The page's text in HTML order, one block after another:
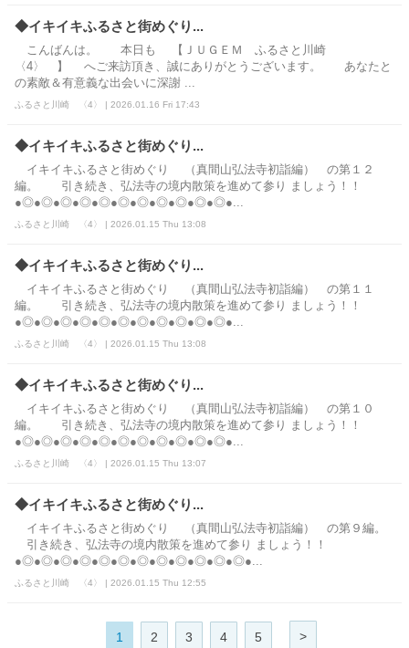
◆イキイキふるさと街めぐり...
こんばんは。 本日も 【ＪＵＧＥＭ ふるさと川崎
〈4〉 】 へご来訪頂き、誠にありがとうございます。 あなたと
の素敵＆有意義な出会いに深謝 ...
ふるさと川崎 〈4〉 | 2026.01.16 Fri 17:43
◆イキイキふるさと街めぐり...
イキイキふるさと街めぐり （真間山弘法寺初詣編） の第１２
編。 引き続き、弘法寺の境内散策を進めて参り ましょう！！
●◎●◎●◎●◎●◎●◎●◎●◎●◎●◎●◎●...
ふるさと川崎 〈4〉 | 2026.01.15 Thu 13:08
◆イキイキふるさと街めぐり...
イキイキふるさと街めぐり （真間山弘法寺初詣編） の第１１
編。 引き続き、弘法寺の境内散策を進めて参り ましょう！！
●◎●◎●◎●◎●◎●◎●◎●◎●◎●◎●◎●...
ふるさと川崎 〈4〉 | 2026.01.15 Thu 13:08
◆イキイキふるさと街めぐり...
イキイキふるさと街めぐり （真間山弘法寺初詣編） の第１０
編。 引き続き、弘法寺の境内散策を進めて参り ましょう！！
●◎●◎●◎●◎●◎●◎●◎●◎●◎●◎●◎●...
ふるさと川崎 〈4〉 | 2026.01.15 Thu 13:07
◆イキイキふるさと街めぐり...
イキイキふるさと街めぐり （真間山弘法寺初詣編） の第９編。
引き続き、弘法寺の境内散策を進めて参り ましょう！！
●◎●◎●◎●◎●◎●◎●◎●◎●◎●◎●◎●◎●...
ふるさと川崎 〈4〉 | 2026.01.15 Thu 12:55
1 2 3 4 5 >